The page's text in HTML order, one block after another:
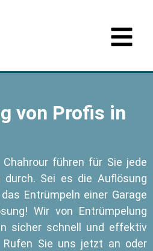
von Profis in
führen für Sie jede
durch. Sei es die Auflösung
Entrümpeln einer Garage
Wir von Entrümpelung
sicher schnell und effektiv
Sie uns jetzt an oder